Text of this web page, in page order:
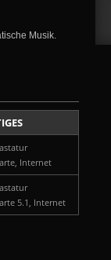
Musik.
Internet
5.1, Internet